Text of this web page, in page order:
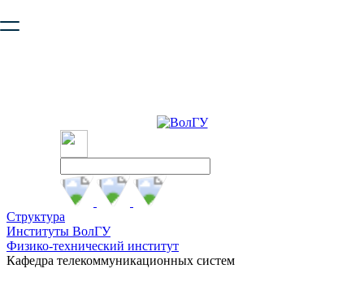
безопасную работу с сайтом. Пожалуйста
Структура
Институты ВолГУ
Физико-технический институт
Кафедра телекоммуникационных систем